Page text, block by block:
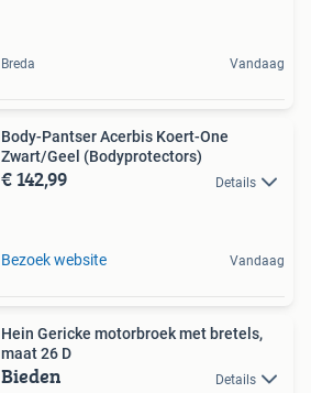
Breda Vandaag
Body-Pantser Acerbis Koert-One
Zwart/Geel (Bodyprotectors)
€ 142,99 Details
Bezoek website Vandaag
Hein Gericke motorbroek met bretels,
maat 26 D
Bieden Details